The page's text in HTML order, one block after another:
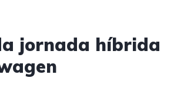
jornada híbrida